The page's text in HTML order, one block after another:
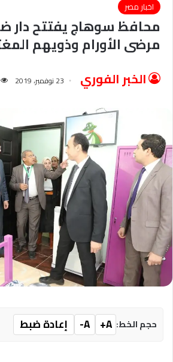
اخبار مصر
محافظ سوهاج يفتتح دار
مرضى الأورام وذويهم
الخبر الفوري 23 نوفمبر، 2019
حجم الخط: A+
A- إعادة ضبط